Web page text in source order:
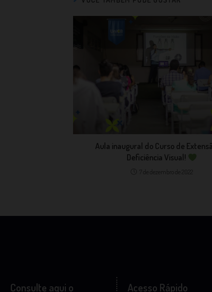
Aula inaugural do Curso de
Deficiência Visual!
7 de dezembro de 2022
Consulte aqui o Acesso Rápido